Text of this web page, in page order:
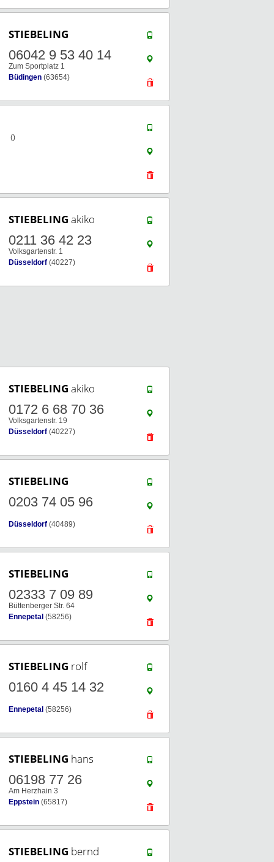
STIEBELING
06042 9 53 40 14
Zum Sportplatz 1
Büdingen (63654)
()
STIEBELING akiko
0211 36 42 23
Volksgartenstr. 1
Düsseldorf (40227)
STIEBELING akiko
0172 6 68 70 36
Volksgartenstr. 19
Düsseldorf (40227)
STIEBELING
0203 74 05 96
Düsseldorf (40489)
STIEBELING
02333 7 09 89
Büttenberger Str. 64
Ennepetal (58256)
STIEBELING rolf
0160 4 45 14 32
Ennepetal (58256)
STIEBELING hans
06198 77 26
Am Herzhain 3
Eppstein (65817)
STIEBELING bernd